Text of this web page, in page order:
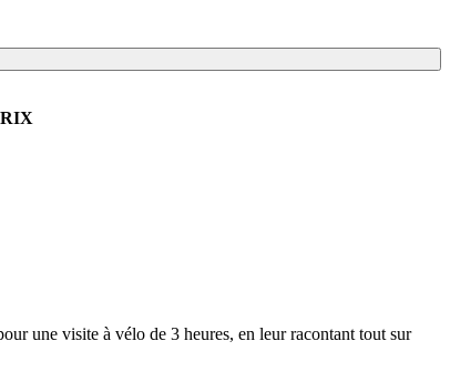
une visite à vélo de 3 heures, en leur racontant tout sur